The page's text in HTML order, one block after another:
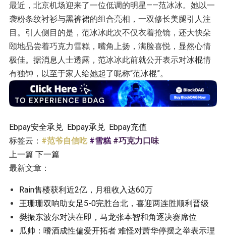
最近，北京机场迎来了一位低调的明星——范冰冰。她以一
袭粉条纹衬衫与黑裤裙的组合亮相，一双修长美腿引人注
目。引人侧目的是，范冰冰此次不仅衣着抢镜，还大快朵
颐地品尝着巧克力雪糕，嘴角上扬，满脸喜悦，显然心情
极佳。据消息人士透露，范冰冰此前就公开表示对冰棍情
有独钟，以至于家人给她起了昵称“范冰棍”。
Ebpay安全承兑 Ebpay承兑 Ebpay充值
标签云： #范爷自信吃 #雪糕 #巧克力口味
上一篇 下一篇
最新文章：
Rain售楼获利近2亿，月租收入达60万
王珊珊双响助女足5-0完胜台北，喜迎两连胜顺利晋级
樊振东波尔对决在即，马龙张本智和角逐决赛席位
瓜帅：嗜酒成性偏爱开拓者 难怪对萧华停摆之举表示理